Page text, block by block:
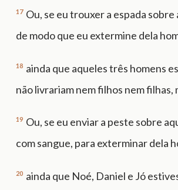
17 Ou, se eu trouxer a espada
de modo que eu extermine dela
18 ainda que aqueles três homens
não livrariam nem filhos nem filhas,
19 Ou, se eu enviar a peste sobre
com sangue, para exterminar dela
20 ainda que Noé, Daniel e Jó